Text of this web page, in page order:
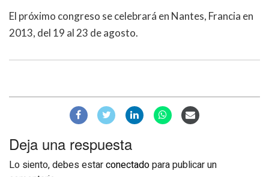
El próximo congreso se celebrará en Nantes, Francia en
2013, del 19 al 23 de agosto.
Deja una respuesta
Lo siento, debes estarconectadopara publicar un